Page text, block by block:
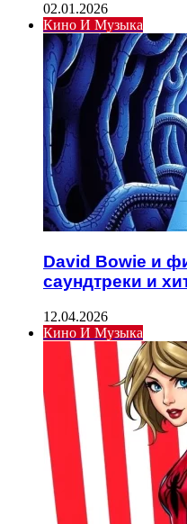
02.01.2026
Кино И Музыка
David Bowie и
саундтреки и
12.04.2026
Кино И Музыка